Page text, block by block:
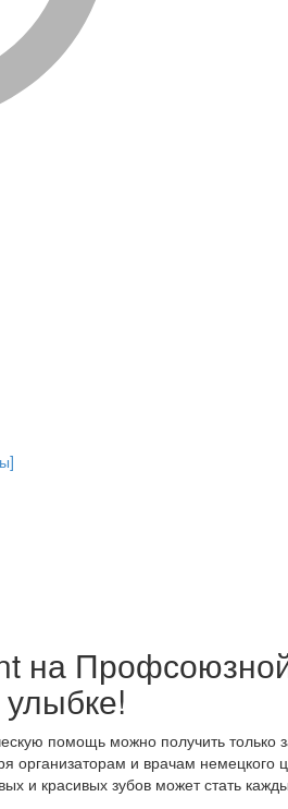
на
помощь можно получить только
организаторам и врачам немецкого
и красивых зубов может стать